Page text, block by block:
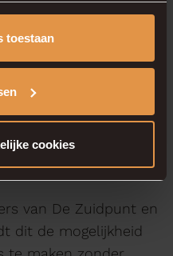
toestaan
cookies
dag. Daarom nemen
bij het maken
kleuren
verschillende
interieurstijlen.
van De Zuidpunt en
dit de mogelijkheid